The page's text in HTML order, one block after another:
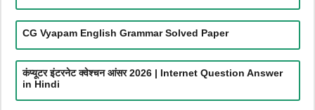
CG Vyapam English Grammar Solved Paper
कंप्यूटर इंटरनेट क्वेश्चन आंसर 2026 | Internet Question Answer
in Hindi